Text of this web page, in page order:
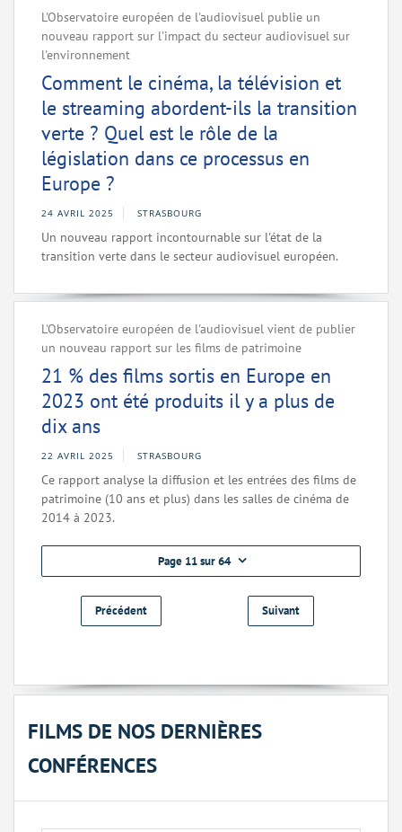
L'Observatoire européen de l'audiovisuel publie un
nouveau rapport sur l'impact du secteur audiovisuel sur
l'environnement
Comment le cinéma, la télévision et
le streaming abordent-ils la transition
verte ? Quel est le rôle de la
législation dans ce processus en
Europe ?
24 AVRIL 2025 STRASBOURG
Un nouveau rapport incontournable sur l'état de la
transition verte dans le secteur audiovisuel européen.
L'Observatoire européen de l'audiovisuel vient de publier
un nouveau rapport sur les films de patrimoine
21 % des films sortis en Europe en
2023 ont été produits il y a plus de
dix ans
22 AVRIL 2025 STRASBOURG
Ce rapport analyse la diffusion et les entrées des films de
patrimoine (10 ans et plus) dans les salles de cinéma de
2014 à 2023.
Page 11 sur 64
Précédent Suivant
FILMS DE NOS DERNIÈRES
CONFÉRENCES